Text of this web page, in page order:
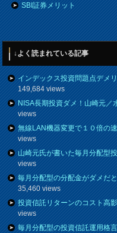
SBI証券メリット
↓よく読まれている記事
インデックス投資問題点デメ
149,684 views
NISA長期投資ダメ！山崎元／
views
無線LAN機器変更で１０倍の
views
山崎元氏が書いた毎月分配型
views
毎月分配型の分配金がダメだ
35,460 views
投資信託リターンのコスト高
views
毎月分配型の投資信託運用格